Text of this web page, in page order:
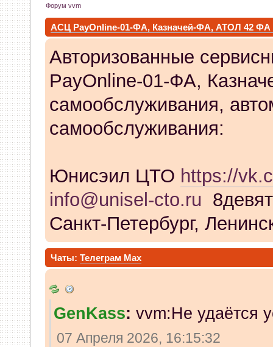
Форум vvm
АСЦ PayOnline-01-ФА, Казначей-ФА, АТОЛ 42 ФА
Авторизованные
PayOnline-01-ФА,
самообслуживания,
самообслуживания:
Юнисэил ЦТО https://
info@unisel-cto.ru
Санкт-Петербург,
Чаты:Телеграм Max
GenKass: vvm:Не удаётся
07 Апреля 2026, 16:15:32